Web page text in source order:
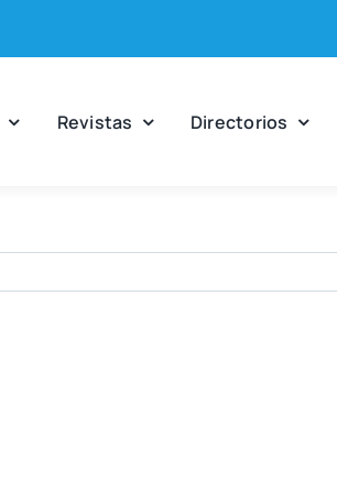
Revis­tas Direc­to­rios